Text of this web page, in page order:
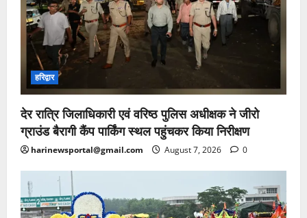
हरिद्वार
देर रात्रि जिलाधिकारी एवं वरिष्ठ पुलिस अधीक्षक ने जीरो
ग्राउंड बैरागी कैंप पार्किंग स्थल पहुंचकर किया निरीक्षण
harinewsportal@gmail.com August 7, 2026 0